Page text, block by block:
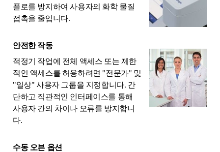
플로를 방지하여 사용자의 화학 물질
접촉을 줄입니다.
안전한 작동
적정기 작업에 전체 액세스 또는 제한
적인 액세스를 허용하려면 "전문가" 및
"일상" 사용자 그룹을 지정합니다. 간
단하고 직관적인 인터페이스를 통해
사용자 간의 차이나 오류를 방지합니
다.
수동 오븐 옵션